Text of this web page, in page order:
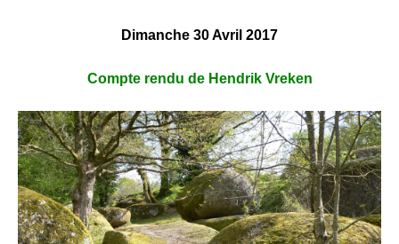
Dimanche 30 Avril 2017
Compte rendu de Hendrik Vreken